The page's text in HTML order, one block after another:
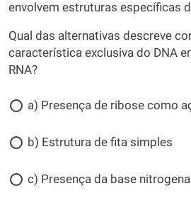
envolvem estruturas específicas
Qual das alternativas descreve
característica exclusiva do DNA
RNA?
a) Presença de ribose como
b) Estrutura de fita simples
c) Presença da base